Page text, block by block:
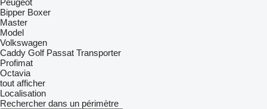
Peugeot
Bipper Boxer
Master
Model
Volkswagen
Caddy Golf Passat Transporter
Profimat
Octavia
tout afficher
Localisation
Rechercher dans un périmètre